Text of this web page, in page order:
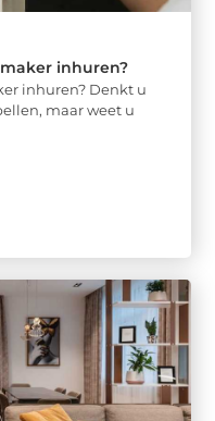
inhuren?
inhuren? Denkt u
maar weet u